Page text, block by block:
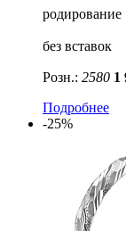
родирование
без вставок
Розн.: 2580 1
Подробнее
-25%